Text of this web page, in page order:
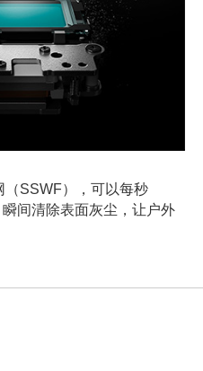
（SSWF），可以每秒
间清除表面灰尘，让户外